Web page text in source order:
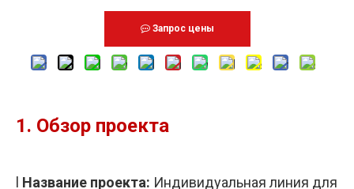
Запрос цены
1. Обзор проекта
l Название проекта: Индивидуальная линия для